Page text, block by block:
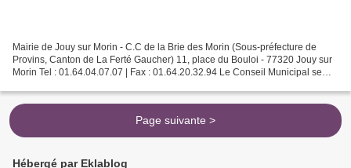
Mairie de Jouy sur Morin - C.C de la Brie des Morin (Sous-préfecture de
Provins, Canton de La Ferté Gaucher) 11, place du Bouloi - 77320 Jouy sur
Morin Tel : 01.64.04.07.07 | Fax : 01.64.20.32.94 Le Conseil Municipal se
Page suivante >
Hébergé par Eklablog